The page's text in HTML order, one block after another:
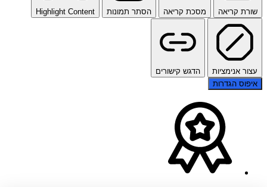
שורת קריאה מסכת קריאה הסתר תמונות Highlight Content
עצור אנימציות
הדגש קישורים
איפוס הגדרות